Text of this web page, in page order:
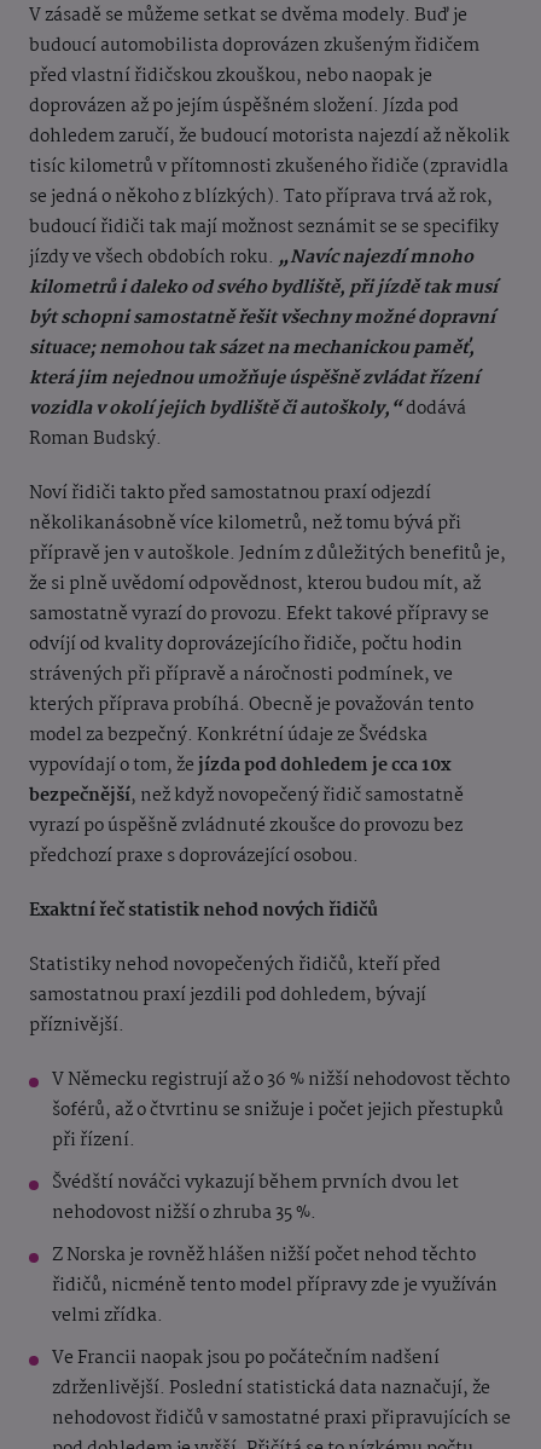
V zásadě se můžeme setkat se dvěma modely. Buď je
budoucí automobilista doprovázen zkušeným řidičem
před vlastní řidičskou zkouškou, nebo naopak je
doprovázen až po jejím úspěšném složení. Jízda pod
dohledem zaručí, že budoucí motorista najezdí až několik
tisíc kilometrů v přítomnosti zkušeného řidiče (zpravidla
se jedná o někoho z blízkých). Tato příprava trvá až rok,
budoucí řidiči tak mají možnost seznámit se se specifiky
jízdy ve všech obdobích roku. „Navíc najezdí mnoho
kilometrů i daleko od svého bydliště, při jízdě tak musí
být schopni samostatně řešit všechny možné dopravní
situace; nemohou tak sázet na mechanickou paměť,
která jim nejednou umožňuje úspěšně zvládat řízení
vozidla v okolí jejich bydliště či autoškoly,“dodává
Roman Budský.
Noví řidiči takto před samostatnou praxí odjezdí
několikanásobně více kilometrů, než tomu bývá při
přípravě jen v autoškole. Jedním z důležitých benefitů je,
že si plně uvědomí odpovědnost, kterou budou mít, až
samostatně vyrazí do provozu. Efekt takové přípravy se
odvíjí od kvality doprovázejícího řidiče, počtu hodin
strávených při přípravě a náročnosti podmínek, ve
kterých příprava probíhá. Obecně je považován tento
model za bezpečný. Konkrétní údaje ze Švédska
vypovídají o tom, že jízda pod dohledem je cca 10x
bezpečnější, než když novopečený řidič samostatně
vyrazí po úspěšně zvládnuté zkoušce do provozu bez
předchozí praxe s doprovázející osobou.
Exaktní řeč statistik nehod nových řidičů
Statistiky nehod novopečených řidičů, kteří před
samostatnou praxí jezdili pod dohledem, bývají
příznivější.
V Německu registrují až o 36 % nižší nehodovost těchto
šoférů, až o čtvrtinu se snižuje i počet jejich přestupků
při řízení.
Švédští nováčci vykazují během prvních dvou let
nehodovost nižší o zhruba 35 %.
Z Norska je rovněž hlášen nižší počet nehod těchto
řidičů, nicméně tento model přípravyzde je využíván
velmi zřídka.
Ve Francii naopak jsou po počátečním nadšení
zdrženlivější. Poslední statistická data naznačují, že
nehodovost řidičů v samostatné praxi připravujících se